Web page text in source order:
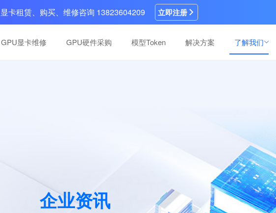
卡租赁、购买、维修咨询 13823604209 立即注册
GPU显卡维修 GPU硬件采购 模型Token 解决方案 了解我们
算力运营服务
全链路GPU算
资源纳管、营
式GPU算力运
算力运营服务
全链路GPU算
资源纳管、营
式GPU算力运
企业资讯